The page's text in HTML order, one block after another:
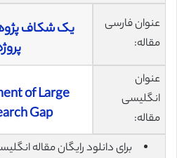
عنوان فارسی
مقاله:
یک شکاف
عنوان
انگلیسی
مقاله:
of Large
Gap